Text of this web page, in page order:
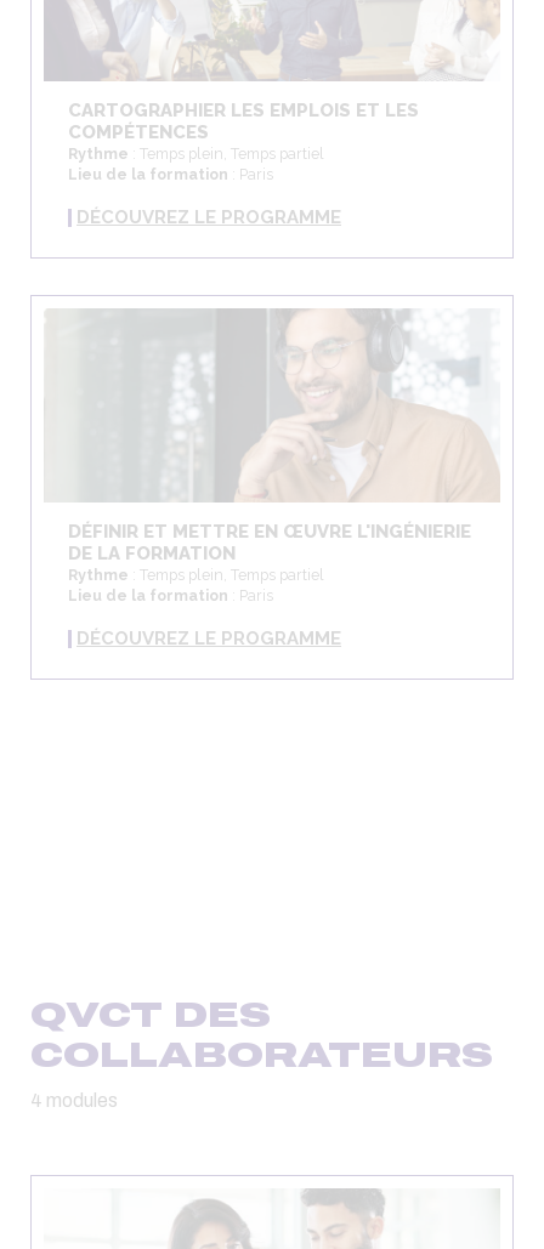
CARTOGRAPHIER LES EMPLOIS ET LES
COMPÉTENCES
Rythme : Temps plein, Temps partiel
Lieu de la formation : Paris
DÉCOUVREZ LE PROGRAMME
DÉFINIR ET METTRE EN ŒUVRE L'INGÉNIERIE
DE LA FORMATION
Rythme : Temps plein, Temps partiel
Lieu de la formation : Paris
DÉCOUVREZ LE PROGRAMME
QVCT DES
COLLABORATEURS
4 modules